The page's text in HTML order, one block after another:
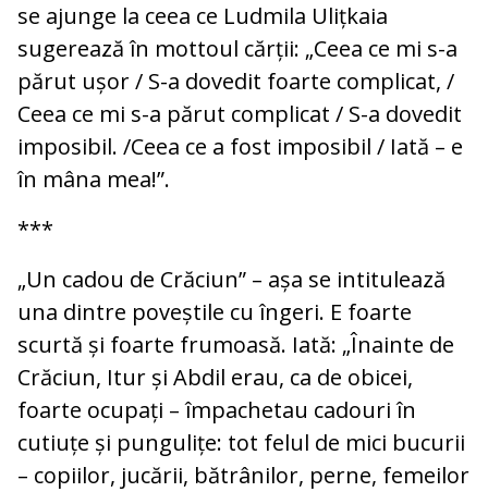
se ajunge la ceea ce Ludmila Ulițkaia
sugerează în mottoul cărții: „Ceea ce mi s-a
părut ușor / S-a dovedit foarte complicat, /
Ceea ce mi s-a părut complicat / S-a dovedit
imposibil. /Ceea ce a fost imposibil / Iată – e
în mâna mea!”.
***
„Un cadou de Crăciun” – așa se intitulează
una dintre poveștile cu îngeri. E foarte
scurtă și foarte frumoasă. Iată: „Înainte de
Crăciun, Itur și Abdil erau, ca de obicei,
foarte ocupați – împachetau cadouri în
cutiuțe și pungulițe: tot felul de mici bucurii
– copiilor, jucării, bătrânilor, perne, femeilor